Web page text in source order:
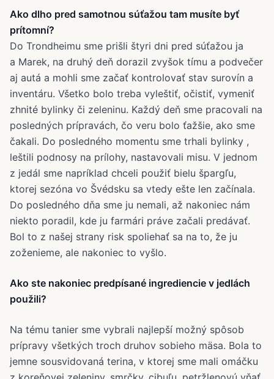
Ako dlho pred samotnou súťažou tam musíte byť
prítomní?
Do Trondheimu sme prišli štyri dni pred súťažou ja
a Marek, na druhý deň dorazil zvyšok tímu a podvečer
aj autá a mohli sme začať kontrolovať stav surovín a
inventáru. Všetko bolo treba vyleštiť, očistiť, vymeniť
zhnité bylinky či zeleninu. Každý deň sme pracovali na
posledných prípravách, čo veru bolo ťažšie, ako sme
čakali. Do posledného momentu sme trhali bylinky ,
leštili podnosy na prílohy, nastavovali misu. V jednom
z jedál sme napríklad chceli použiť bielu špargľu,
ktorej sezóna vo Švédsku sa vtedy ešte len začínala.
Do posledného dňa sme ju nemali, až nakoniec nám
niekto poradil, kde ju farmári práve začali predávať.
Bol to z našej strany risk spoliehať sa na to, že ju
zoženieme, ale nakoniec to vyšlo.
Ako ste nakoniec predpísané ingrediencie v jedlách
použili?
Na tému tanier sme vybrali najlepší možný spôsob
prípravy všetkých troch druhov sobieho mäsa. Bola to
jemne sousvidovaná terina, v ktorej sme mali omáčku